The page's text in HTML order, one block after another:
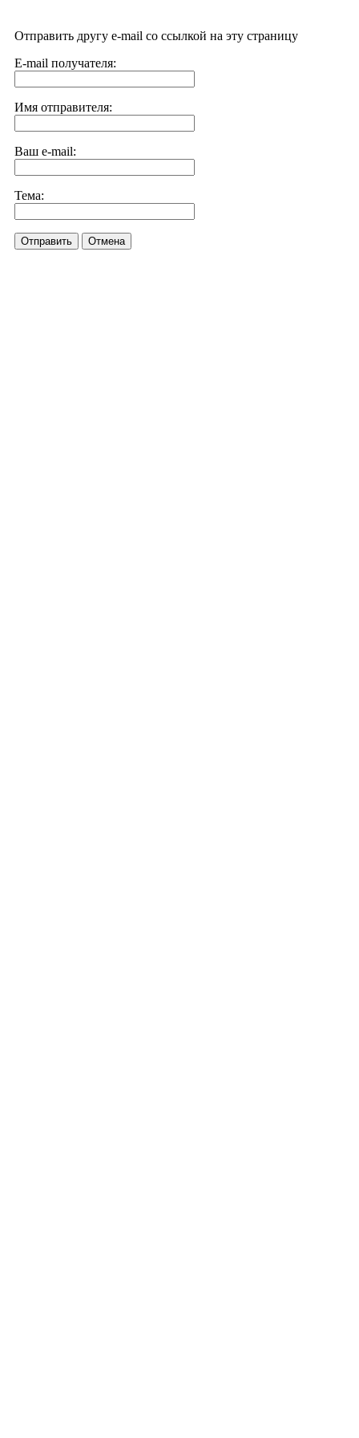
Отправить другу e-mail со ссылкой на эту страницу
E-mail получателя:
Имя отправителя:
Ваш e-mail:
Тема:
Отправить Отмена